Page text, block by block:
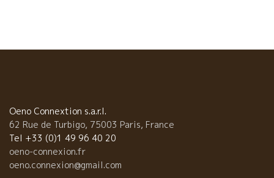
Oeno Connextion s.a.r.l.
62 Rue de Turbigo, 75003 Paris, France
Tel +33 (0)1 49 96 40 20
oeno-connexion.fr
oeno.connexion@gmail.com